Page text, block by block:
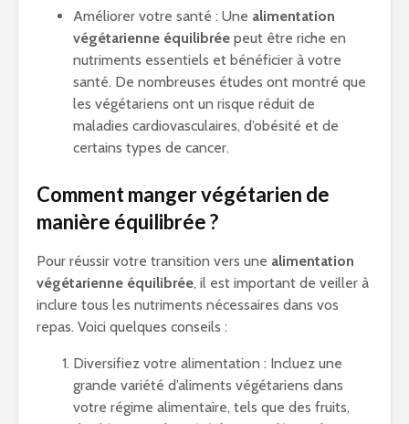
Améliorer votre santé : Une alimentation
végétarienne équilibrée peut être riche en
nutriments essentiels et bénéficier à votre
santé. De nombreuses études ont montré que
les végétariens ont un risque réduit de
maladies cardiovasculaires, d’obésité et de
certains types de cancer.
Comment manger végétarien de
manière équilibrée ?
Pour réussir votre transition vers une alimentation
végétarienne équilibrée, il est important de veiller à
inclure tous les nutriments nécessaires dans vos
repas. Voici quelques conseils :
Diversifiez votre alimentation : Incluez une
grande variété d’aliments végétariens dans
votre régime alimentaire, tels que des fruits,